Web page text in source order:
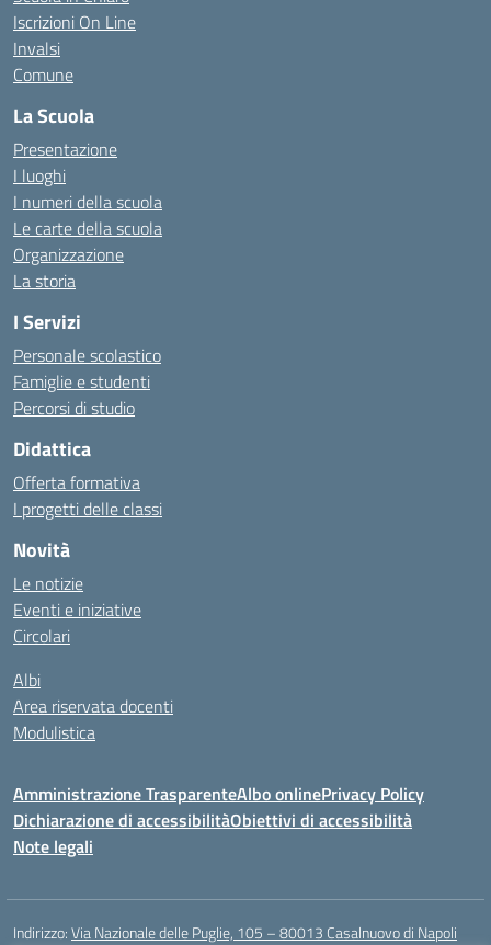
Iscrizioni On Line
Invalsi
Comune
La Scuola
Presentazione
I luoghi
I numeri della scuola
Le carte della scuola
Organizzazione
La storia
I Servizi
Personale scolastico
Famiglie e studenti
Percorsi di studio
Didattica
Offerta formativa
I progetti delle classi
Novità
Le notizie
Eventi e iniziative
Circolari
Albi
Area riservata docenti
Modulistica
Amministrazione TrasparenteAlbo onlinePrivacy Policy
Dichiarazione di accessibilitàObiettivi di accessibilità
Note legali
Indirizzo:Via Nazionale delle Puglie, 105 – 80013 Casalnuovo di Napoli